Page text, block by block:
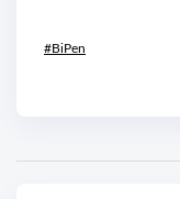
#BiPen